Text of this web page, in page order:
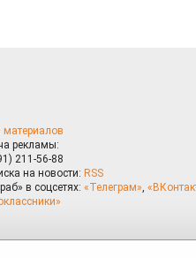
материалов
рекламы:
211-56-88
на новости: RSS
в соцсетях: «Телеграм»,